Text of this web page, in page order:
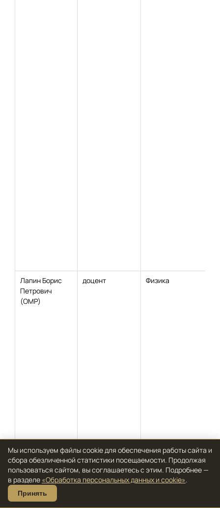
Лапин Борис
Петрович
(ОМР)
доцент Физика
Мы используем файлы cookie для обеспечения работы сайта и
сбора обезличенной статистики посещаемости. Продолжая
пользоваться сайтом, вы соглашаетесь с этим. Подробнее —
в разделе «Обработка персональных данных и cookie».
Принять